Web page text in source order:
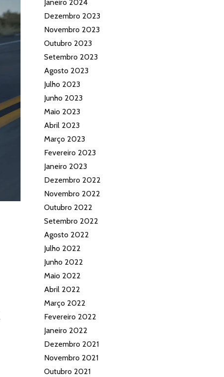
Janeiro 2024
Dezembro 2023
Novembro 2023
Outubro 2023
Setembro 2023
Agosto 2023
Julho 2023
Junho 2023
Maio 2023
Abril 2023
Março 2023
Fevereiro 2023
Janeiro 2023
Dezembro 2022
Novembro 2022
Outubro 2022
Setembro 2022
Agosto 2022
Julho 2022
Junho 2022
Maio 2022
Abril 2022
Março 2022
Fevereiro 2022
Janeiro 2022
Dezembro 2021
Novembro 2021
Outubro 2021